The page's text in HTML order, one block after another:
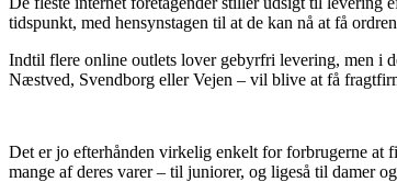
tidspunkt, med hensynstagen til at de kan nå at få
Indtil flere online outlets lover gebyrfri levering, men i
Næstved, Svendborg eller Vejen – vil blive at få
Det er jo efterhånden virkelig enkelt for forbrugerne at
mange af deres varer – til juniorer, og ligeså til damer